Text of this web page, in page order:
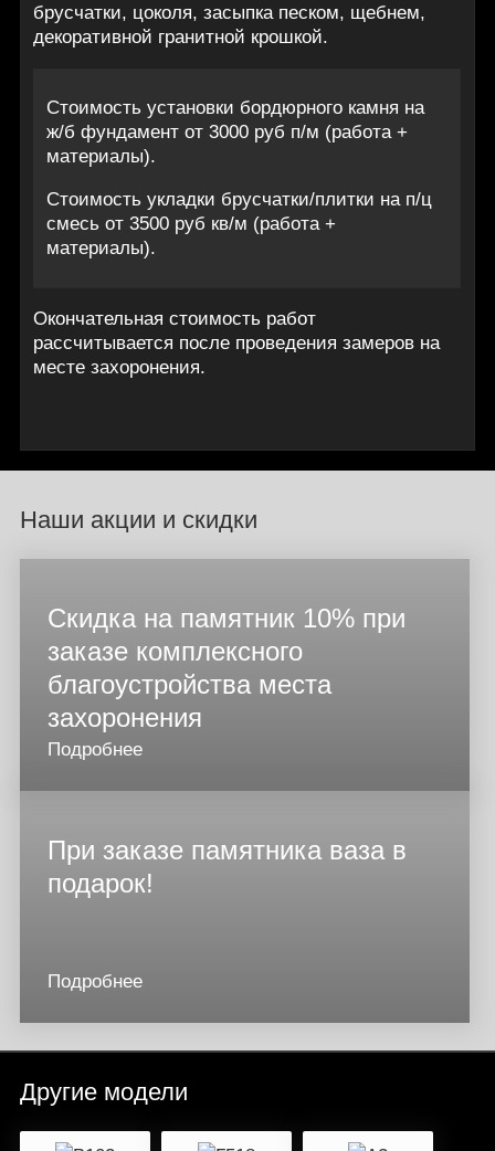
брусчатки, цоколя, засыпка песком, щебнем,
декоративной гранитной крошкой.
Стоимость установки бордюрного камня на
ж/б фундамент от 3000 руб п/м (работа +
материалы).
Стоимость укладки брусчатки/плитки на п/ц
смесь от 3500 руб кв/м (работа +
материалы).
Окончательная стоимость работ
рассчитывается после проведения замеров на
месте захоронения.
Наши акции и скидки
Скидка на памятник 10% при
заказе комплексного
благоустройства места
захоронения
Подробнее
При заказе памятника ваза в
подарок!
Подробнее
Другие модели